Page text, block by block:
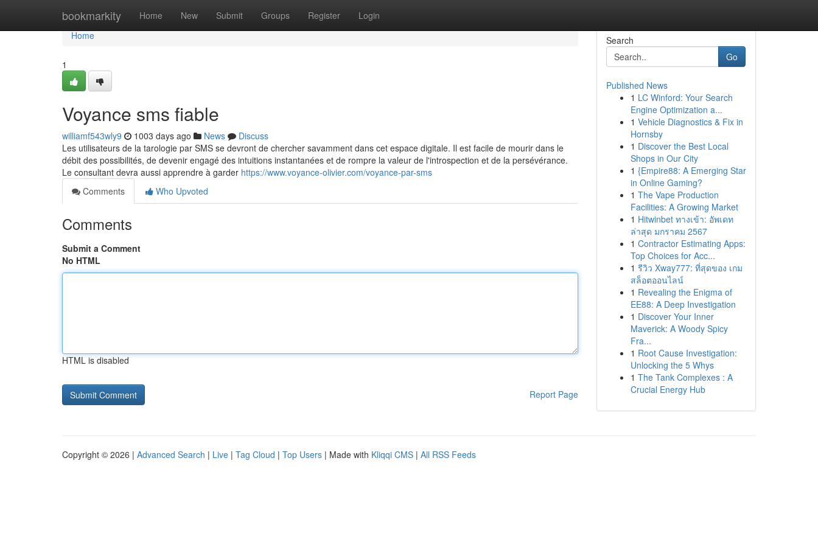
bookmarkity Home New Submit Groups Register Login
Home
Home
1
Voyance sms fiable
williamf543wly9 1003 days ago News
Discuss
Les utilisateurs de la tarologie par SMS se devront de chercher savamment dans cet espace digitale. Il est facile de mourir dans le
débit des possibilités, de devenir engagé des intuitions instantanées et de rompre la valeur de l'introspection et de la persévérance.
Le consultant devra aussi apprendre à garder https://www.voyance-olivier.com/voyance-par-sms
Comments
Who Upvoted
Comments
Submit a Comment
No HTML
HTML is disabled
Report Page
Search
Go
Published News
1 LC Winford: Your Search
Engine Optimization a...
1 Vehicle Diagnostics & Fix in
Hornsby
1 Discover the Best Local
Shops in Our City
1 {Empire88: A Emerging Star
in Online Gaming?
1 The Vape Production
Facilities: A Growing Market
1 Hitwinbet ทางเข้า: อัพเดท
ล่าสุด มกราคม 2567
1 Contractor Estimating Apps:
Top Choices for Acc...
1 รีวิว Xway777: ที่สุดของ เกม
สล็อตออนไลน์
1 Revealing the Enigma of
EE88: A Deep Investigation
1 Discover Your Inner
Maverick: A Woody Spicy
Fra...
1 Root Cause Investigation:
Unlocking the 5 Whys
1 The Tank Complexes : A
Crucial Energy Hub
Copyright © 2026 | Advanced Search | Live | Tag Cloud | Top Users | Made with Kliqqi CMS | All RSS Feeds